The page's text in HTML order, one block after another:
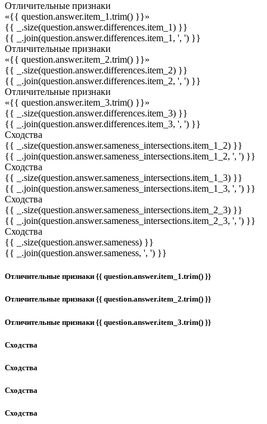
Отличительные признаки
«{{ question.answer.item_1.trim() }}»
{{ _.size(question.answer.differences.item_1) }}
{{ _.join(question.answer.differences.item_1, ', ') }}
Отличительные признаки
«{{ question.answer.item_2.trim() }}»
{{ _.size(question.answer.differences.item_2) }}
{{ _.join(question.answer.differences.item_2, ', ') }}
Отличительные признаки
«{{ question.answer.item_3.trim() }}»
{{ _.size(question.answer.differences.item_3) }}
{{ _.join(question.answer.differences.item_3, ', ') }}
Сходства
{{ _.size(question.answer.sameness_intersections.item_1_2) }}
{{ _.join(question.answer.sameness_intersections.item_1_2, ', ') }}
Сходства
{{ _.size(question.answer.sameness_intersections.item_1_3) }}
{{ _.join(question.answer.sameness_intersections.item_1_3, ', ') }}
Сходства
{{ _.size(question.answer.sameness_intersections.item_2_3) }}
{{ _.join(question.answer.sameness_intersections.item_2_3, ', ') }}
Сходства
{{ _.size(question.answer.sameness) }}
{{ _.join(question.answer.sameness, ', ') }}
Отличительные признаки {{ question.answer.item_1.trim() }}
Отличительные признаки {{ question.answer.item_2.trim() }}
Отличительные признаки {{ question.answer.item_3.trim() }}
Сходства
Сходства
Сходства
Сходства